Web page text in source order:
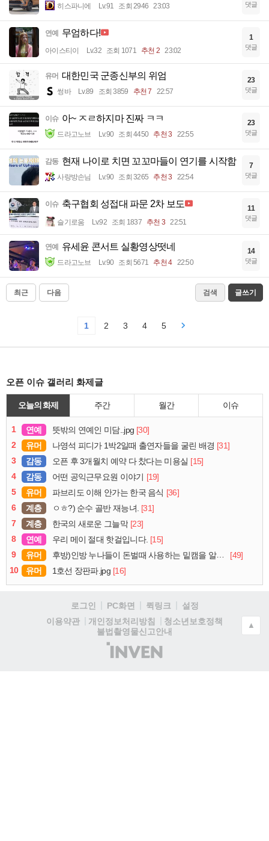
히스파니에 Lv.91 조회 2946 23:03 댓글
연예 무엄하다!
아이스티이 Lv.32 조회 1071 추천 2 23:02
1
댓글
유머 대한민국 군종신부의 위엄
썽바 Lv.89 조회 3859 추천 7 22:57
23
댓글
이슈 아~ ㅈㄹ하지마 진짜 ㅋㅋ
드라고노브 Lv.90 조회 4450 추천 3 22:55
23
댓글
감동 현재 나이로 치면 꼬꼬마들이 연기를 시작함
사랑방손님 Lv.90 조회 3265 추천 3 22:54
7
댓글
이슈 축구협회 성접대 파문 2차 보도
슬기로움 Lv.92 조회 1837 추천 3 22:51
11
댓글
연예 유세윤 콘서트 실황영상떳네
드라고노브 Lv.90 조회 5671 추천 4 22:50
14
댓글
최근 다음 검색 글쓰기
1 2 3 4 5
오픈 이슈 갤러리 화제글
오늘의 화제 주간 월간 이슈
1 연예 뜻밖의 연예인 미담..jpg [30]
2
유머 나영석 피디가 1박2일때 출연자들을 굴린 배경 [31]
3
감동 오픈 후 3개월치 예약 다 찼다는 미용실 [15]
4
감동 어떤 공익근무요원 이야기 [19]
5
유머 파브리도 이해 안가는 한국 음식 [36]
6
계층 ㅇㅎ?) 순수 골반 재능녀. [31]
7
계층 한국의 새로운 그늘막 [23]
8
연예 우리 메이 절대 핫걸입니다. [15]
9
유머 후방)인방 누나들이 돈벌때 사용하는 밑캠을 알아보자
[49]
10
유머 1호선 장판파.jpg [16]
로그인 PC화면 퀵링크
설정
이용약관
개인정보처리방침
청소년보호정책
불법촬영물신고안내
(주)
인
▲